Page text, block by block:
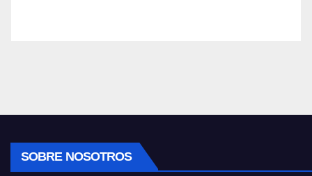
SOBRE NOSOTROS